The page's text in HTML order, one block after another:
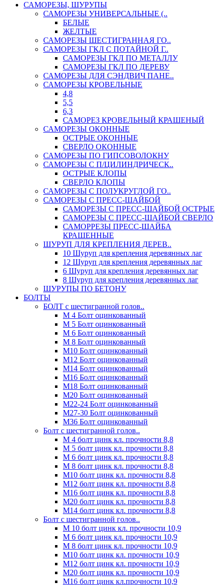
САМОРЕЗЫ, ШУРУПЫ
САМОРЕЗЫ УНИВЕРСАЛЬНЫЕ (..
БЕЛЫЕ
ЖЕЛТЫЕ
САМОРЕЗЫ ШЕСТИГРАННАЯ ГО..
САМОРЕЗЫ ГКЛ С ПОТАЙНОЙ Г..
САМОРЕЗЫ ГКЛ ПО МЕТАЛЛУ
САМОРЕЗЫ ГКЛ ПО ДЕРЕВУ
САМОРЕЗЫ ДЛЯ СЭНДВИЧ ПАНЕ..
САМОРЕЗЫ КРОВЕЛЬНЫЕ
4,8
5,5
6,3
САМОРЕЗ КРОВЕЛЬНЫЙ КРАШЕНЫЙ
САМОРЕЗЫ ОКОННЫЕ
ОСТРЫЕ ОКОННЫЕ
СВЕРЛО ОКОННЫЕ
САМОРЕЗЫ ПО ГИПСОВОЛОКНУ
САМОРЕЗЫ С П/ЦИЛИНДРИЧЕСК..
ОСТРЫЕ КЛОПЫ
СВЕРЛО КЛОПЫ
САМОРЕЗЫ С ПОЛУКРУГЛОЙ ГО..
САМОРЕЗЫ С ПРЕСС-ШАЙБОЙ
САМОРЕЗЫ С ПРЕСС-ШАЙБОЙ ОСТРЫЕ
САМОРЕЗЫ С ПРЕСС-ШАЙБОЙ СВЕРЛО
САМОРРЕЗЫ ПРЕСС-ШАЙБА
КРАШЕННЫЕ
ШУРУП ДЛЯ КРЕПЛЕНИЯ ДЕРЕВ..
10 Шуруп для крепления деревянных лаг
12 Шуруп для крепления деревянных лаг
6 Шуруп для крепления деревянных лаг
8 Шуруп для крепления деревянных лаг
ШУРУПЫ ПО БЕТОНУ
БОЛТЫ
БОЛТ с шестигранной голов..
М 4 Болт оцинкованный
М 5 Болт оцинкованный
М 6 Болт оцинкованный
М 8 Болт оцинкованный
М10 Болт оцинкованный
М12 Болт оцинкованный
М14 Болт оцинкованный
М16 Болт оцинкованный
М18 Болт оцинкованный
М20 Болт оцинкованный
М22-24 Болт оцинкованный
М27-30 Болт оцинкованный
М36 Болт оцинкованный
Болт с шестигранной голов..
М 4 болт цинк кл. прочности 8,8
М 5 болт цинк кл. прочности 8,8
М 6 болт цинк кл. прочности 8,8
М 8 болт цинк кл. прочности 8,8
М10 болт цинк кл. прочности 8,8
М12 болт цинк кл. прочности 8,8
М16 болт цинк кл. прочности 8,8
М20 болт цинк кл. прочности 8,8
М14 болт цинк кл. прочности 8,8
Болт с шестигранной голов..
М 10 болт цинк кл. прочности 10,9
М 6 болт цинк кл. прочности 10,9
М 8 болт цинк кл. прочности 10,9
М10 болт цинк кл. прочности 10,9
М12 болт цинк кл. прочности 10,9
М20 болт цинк кл. прочности 10,9
М16 болт цинк кл.прочности 10,9